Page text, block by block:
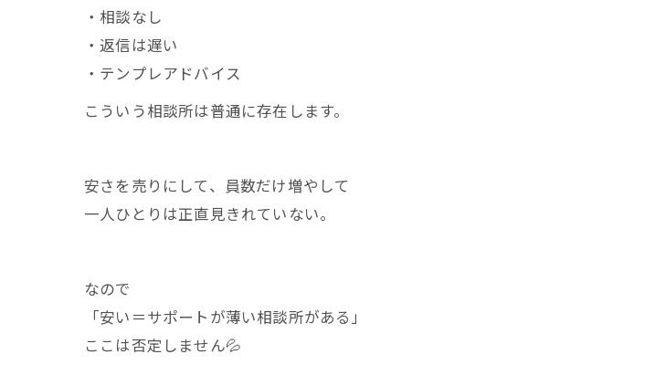
・相談なし
・返信は遅い
・テンプレアドバイス
こういう相談所は普通に存在します。
安さを売りにして、員数だけ増やして
一人ひとりは正直見きれていない。
なので
「安い＝サポートが薄い相談所がある」
ここは否定しません💦